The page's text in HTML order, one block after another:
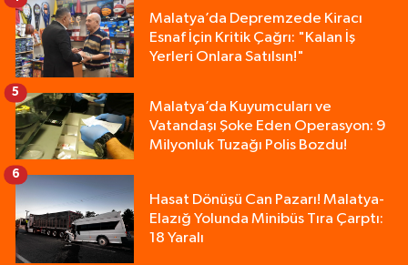
Malatya’da Depremzede Kiracı
Esnaf İçin Kritik Çağrı: "Kalan İş
Yerleri Onlara Satılsın!"
Malatya’da Kuyumcuları ve
Vatandaşı Şoke Eden Operasyon: 9
Milyonluk Tuzağı Polis Bozdu!
5
Hasat Dönüşü Can Pazarı! Malatya-
Elazığ Yolunda Minibüs Tıra Çarptı:
18 Yaralı
6